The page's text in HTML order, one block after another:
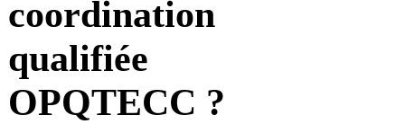
coordination
qualifiée
OPQTECC ?